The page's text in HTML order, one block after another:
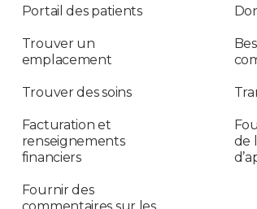
Portail des patients
Trouver un
emplacement
Trouver des soins
Facturation et
renseignements
financiers
Fournir des
de